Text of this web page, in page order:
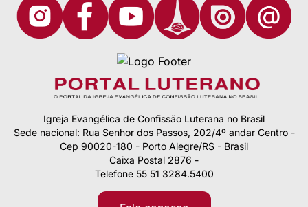
Igreja Evangélica de Confissão Luterana no Brasil
Sede nacional: Rua Senhor dos Passos, 202/4º andar Centro -
Cep 90020-180 - Porto Alegre/RS - Brasil
Caixa Postal 2876 -
Telefone 55 51 3284.5400